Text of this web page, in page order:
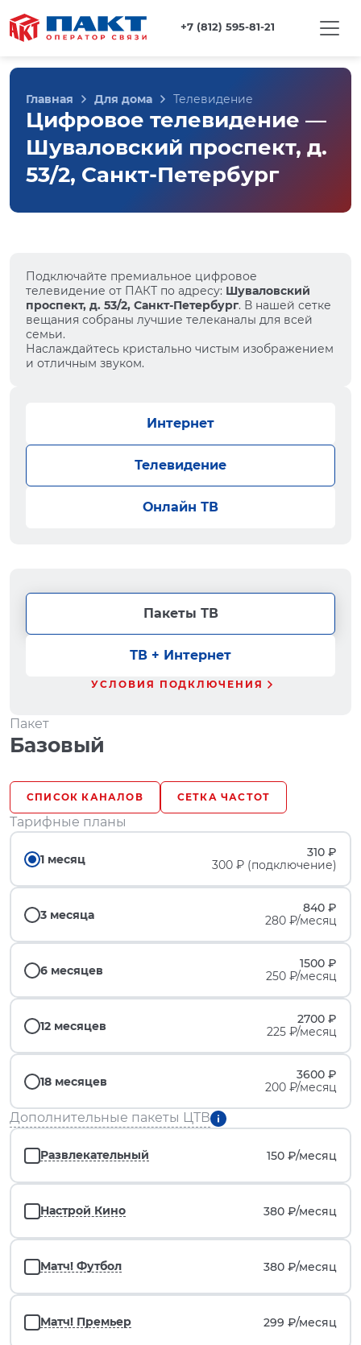
+7 (812) 595-81-21
Главная Для дома Телевидение
Цифровое телевидение —
Шуваловский проспект, д.
53/2, Санкт-Петербург
Подключайте премиальное цифровое
телевидение от ПАКТ по адресу: Шуваловский
проспект, д. 53/2, Санкт-Петербург. В нашей сетке
вещания собраны лучшие телеканалы для всей
семьи.
Наслаждайтесь кристально чистым изображением
и отличным звуком.
Интернет
Телевидение
Онлайн ТВ
Пакеты ТВ
ТВ + Интернет
УСЛОВИЯ ПОДКЛЮЧЕНИЯ
Пакет
Базовый
СПИСОК КАНАЛОВ СЕТКА ЧАСТОТ
Тарифные планы
1 месяц
310 ₽
300 ₽ (подключение)
3 месяца
840 ₽
280 ₽/месяц
6 месяцев
1500 ₽
250 ₽/месяц
12 месяцев
2700 ₽
225 ₽/месяц
18 месяцев
3600 ₽
200 ₽/месяц
Дополнительные пакеты ЦТВ
Развлекательный 150 ₽/месяц
Настрой Кино 380 ₽/месяц
Матч! Футбол 380 ₽/месяц
Матч! Премьер 299 ₽/месяц